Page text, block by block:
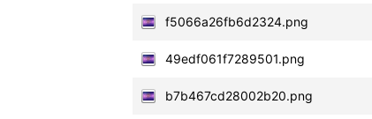
f5066a26fb6d2324.png
49edf061f7289501.png
b7b467cd28002b20.png